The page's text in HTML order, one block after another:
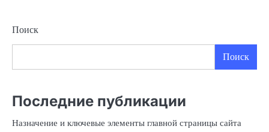
Поиск
Поиск
Последние публикации
Назначение и ключевые элементы главной страницы сайта